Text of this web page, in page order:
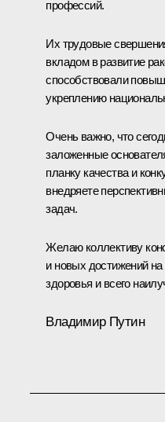
профессий.
Их трудовые
вкладом в развитие
способствовали
укреплению
Очень важно, что
заложенные
планку качества и
внедряете
задач.
Желаю коллективу
и новых достижений на
здоровья и всего
Владимир Путин